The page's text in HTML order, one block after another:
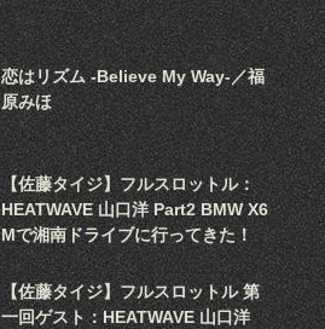
恋はリズム -Believe My Way-／福
原みほ
【佐藤タイジ】フルスロットル：
HEATWAVE 山口洋 Part2 BMW X6
Mで湘南ドライブに行ってきた！
【佐藤タイジ】フルスロットル 第
一回ゲスト：HEATWAVE 山口洋